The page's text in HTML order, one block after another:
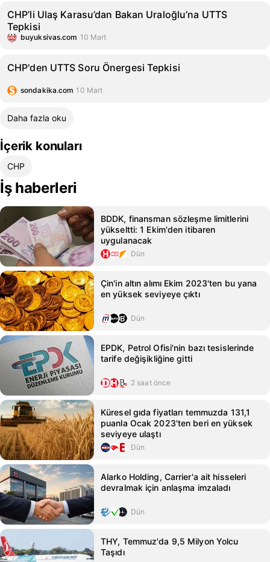
CHP’li Ulaş Karasu’dan Bakan Uraloğlu’na UTTS
Tepkisi
buyuksivas.com 10 Mart
CHP'den UTTS Soru Önergesi Tepkisi
sondakika.com 10 Mart
Daha fazla oku
İçerik konuları
CHP
İş haberleri
BDDK, finansman sözleşme limitlerini
yükseltti: 1 Ekim'den itibaren
uygulanacak
Dün
Çin'in altın alımı Ekim 2023'ten bu yana
en yüksek seviyeye çıktı
Dün
EPDK, Petrol Ofisi'nin bazı tesislerinde
tarife değişikliğine gitti
2 saat önce
Küresel gıda fiyatları temmuzda 131,1
puanla Ocak 2023'ten beri en yüksek
seviyeye ulaştı
Dün
Alarko Holding, Carrier'a ait hisseleri
devralmak için anlaşma imzaladı
Dün
THY, Temmuz'da 9,5 Milyon Yolcu
Taşıdı